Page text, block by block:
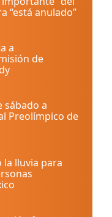
“está anulado”
a
de
sábado a
Preolímpico de
la lluvia para